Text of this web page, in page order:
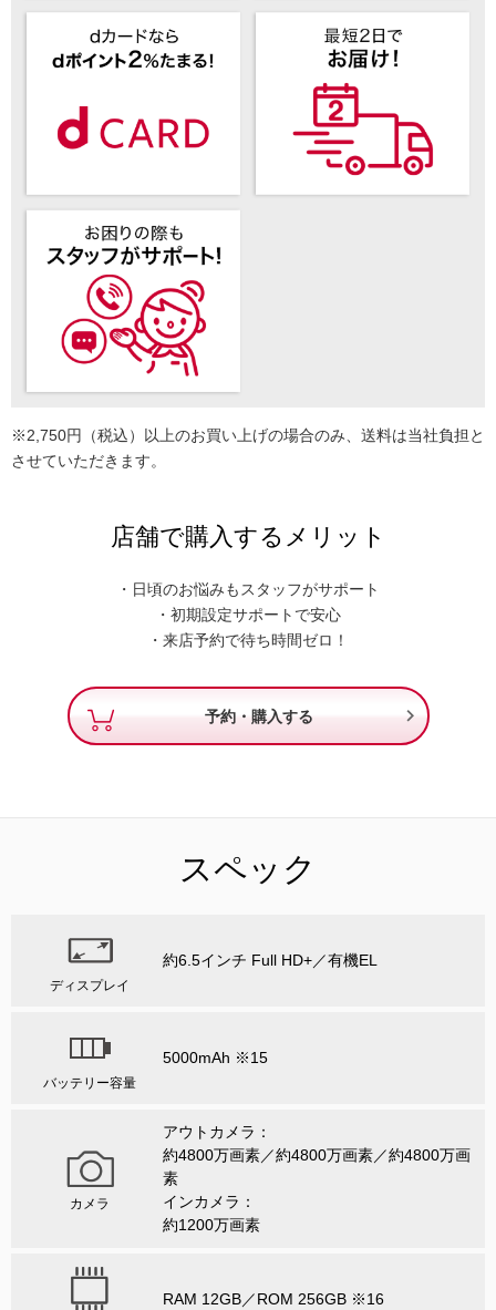
※2,750円（税込）以上のお買い上げの場合のみ、送料は当社負担と
させていただきます。
店舗で購入するメリット
・日頃のお悩みもスタッフがサポート
・初期設定サポートで安心
・来店予約で待ち時間ゼロ！
予約・購入する 
スペック
ディスプレイ
約6.5インチ Full HD+／有機EL
バッテリー容量
5000mAh ※15
カメラ
アウトカメラ：
約4800万画素／約4800万画素／約4800万画
素
インカメラ：
約1200万画素
RAM 12GB／ROM 256GB ※16